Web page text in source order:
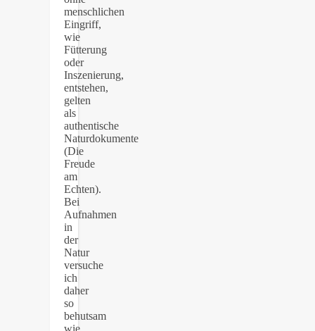
menschlichen
Eingriff,
wie
Fütterung
oder
Inszenierung,
entstehen,
gelten
als
authentische
Naturdokumente
(Die
Freude
am
Echten).
Bei
Aufnahmen
in
der
Natur
versuche
ich
daher
so
behutsam